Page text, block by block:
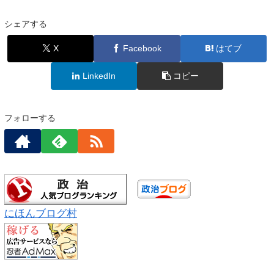
シェアする
X Facebook はてブ
LinkedIn コピー
フォローする
にほんブログ村